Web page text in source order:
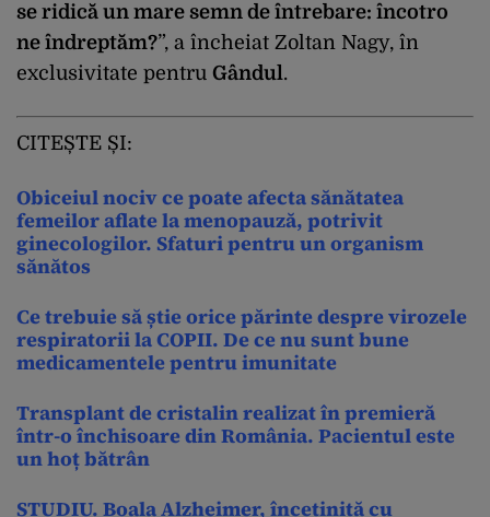
se ridică un mare semn de întrebare: încotro
ne îndreptăm?”, a încheiat Zoltan Nagy, în
exclusivitate pentru Gândul.
CITEȘTE ȘI:
Obiceiul nociv ce poate afecta sănătatea
femeilor aflate la menopauză, potrivit
ginecologilor. Sfaturi pentru un organism
sănătos
Ce trebuie să știe orice părinte despre virozele
respiratorii la COPII. De ce nu sunt bune
medicamentele pentru imunitate
Transplant de cristalin realizat în premieră
într-o închisoare din România. Pacientul este
un hoț bătrân
STUDIU. Boala Alzheimer, încetinită cu